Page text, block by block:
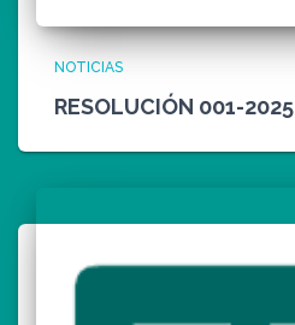
NOTICIAS
RESOLUCIÓN 001-2025